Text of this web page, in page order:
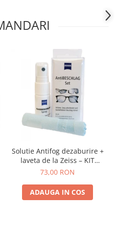
Solutie Antifog dezaburire +
laveta de la Zeiss – KIT
COMPLET
73,00 RON
ADAUGA IN COS